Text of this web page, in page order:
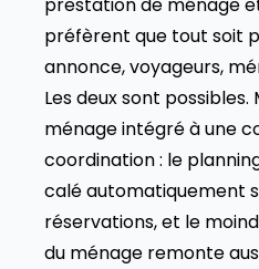
préfèrent que tout soit
annonce, voyageurs,
Les deux sont possibles.
ménage intégré à une
coordination : le
calé automatiquement
réservations, et le
du ménage remonte